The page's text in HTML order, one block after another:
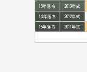
13年落ち
2013年式
14年落ち
2012年式
15年落ち
2011年式